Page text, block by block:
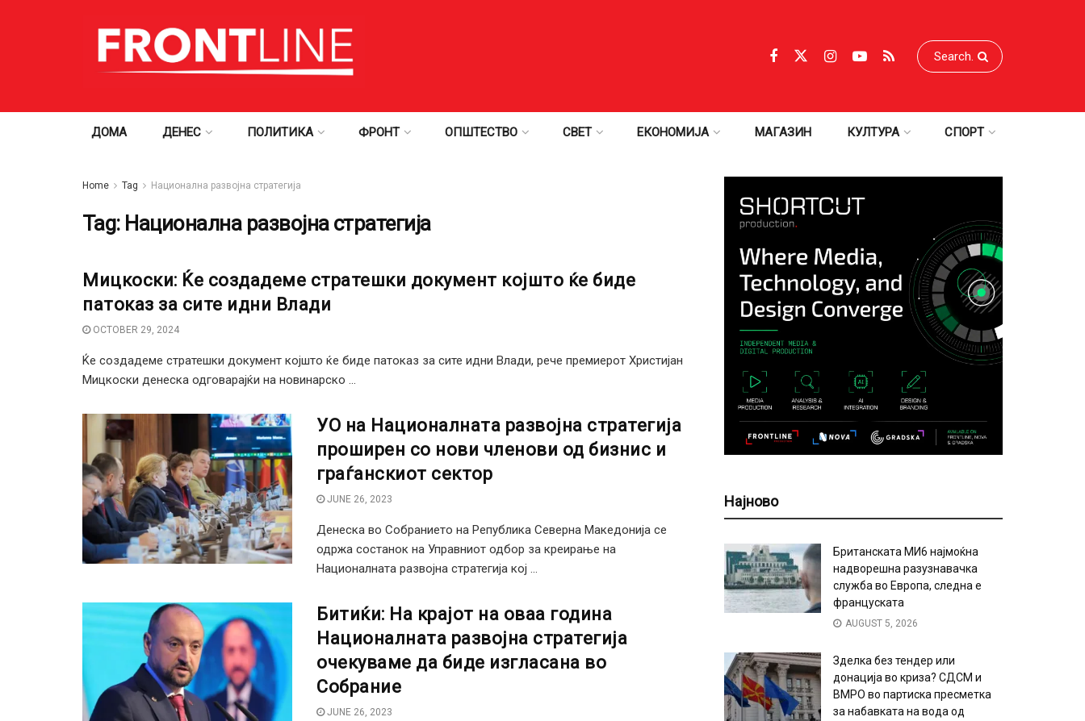
ДОМА ДЕНЕС ПОЛИТИКА ФРОНТ ОПШТЕСТВО СВЕТ ЕКОНОМИЈА МАГАЗИН КУЛТУРА СПОРТ
Home Tag Национална развојна стратегија
Tag: Национална развојна стратегија
Мицкоски: Ќе создадеме стратешки документ којшто ќе биде
патоказ за сите идни Влади
OCTOBER 29, 2024
Ќе создадеме стратешки документ којшто ќе биде патоказ за сите идни Влади, рече премиерот Христијан
Мицкоски денеска одговарајќи на новинарско ...
УО на Националната развојна стратегија
проширен со нови членови од бизнис и
граѓанскиот сектор
JUNE 26, 2023
Денеска во Собранието на Република Северна Македонија се
одржа состанок на Управниот одбор за креирање на
Националната развојна стратегија кој ...
Битиќи: На крајот на оваа година
Националната развојна стратегија
очекуваме да биде изгласана во
Собрание
JUNE 26, 2023
Најново
Британската МИ6 најмоќна
надворешна разузнавачка
служба во Европа, следна е
француската
AUGUST 5, 2026
Зделка без тендер или
донација во криза? СДСМ и
ВМРО во партиска пресметка
за набавката на вода од